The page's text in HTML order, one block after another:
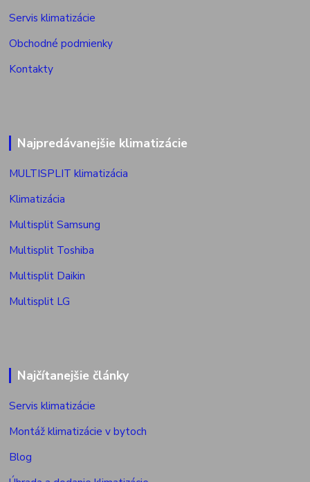
Servis klimatizácie
Obchodné podmienky
Kontakty
Najpredávanejšie klimatizácie
MULTISPLIT klimatizácia
Klimatizácia
Multisplit Samsung
Multisplit Toshiba
Multisplit Daikin
Multisplit LG
Najčítanejšie články
Servis klimatizácie
Montáž klimatizácie v bytoch
Blog